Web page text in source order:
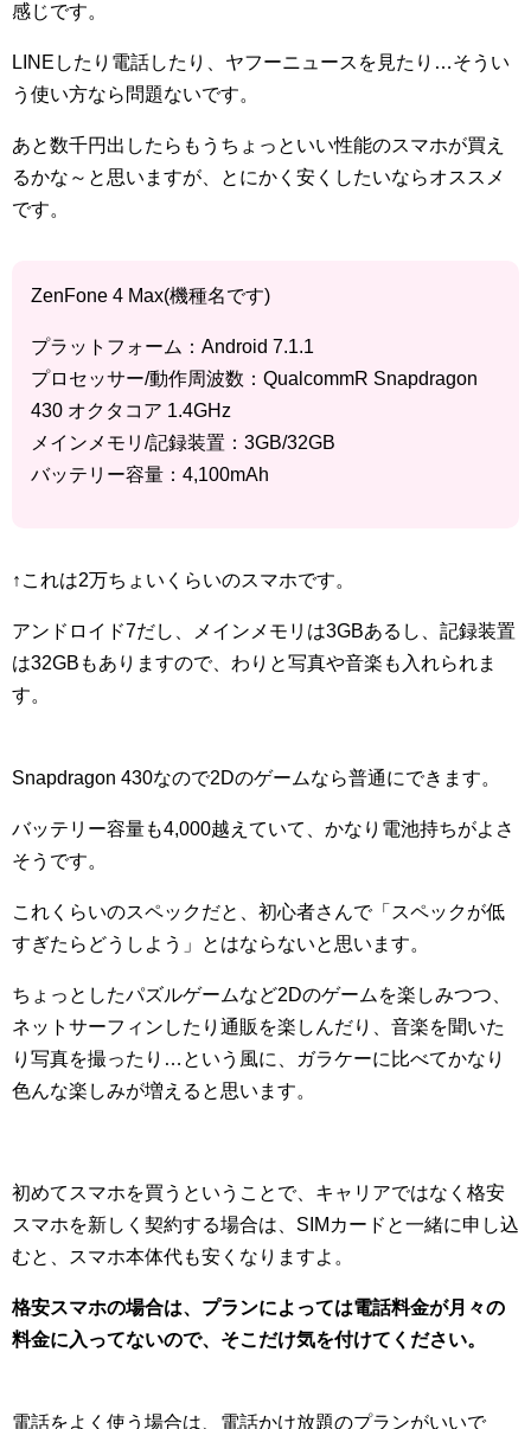
感じです。
LINEしたり電話したり、ヤフーニュースを見たり…そうい
う使い方なら問題ないです。
あと数千円出したらもうちょっといい性能のスマホが買え
るかな～と思いますが、とにかく安くしたいならオススメ
です。
ZenFone 4 Max(機種名です)
プラットフォーム：Android 7.1.1
プロセッサー/動作周波数：QualcommR Snapdragon
430 オクタコア 1.4GHz
メインメモリ/記録装置：3GB/32GB
バッテリー容量：4,100mAh
↑これは2万ちょいくらいのスマホです。
アンドロイド7だし、メインメモリは3GBあるし、記録装置
は32GBもありますので、わりと写真や音楽も入れられま
す。
Snapdragon 430なので2Dのゲームなら普通にできます。
バッテリー容量も4,000越えていて、かなり電池持ちがよさ
そうです。
これくらいのスペックだと、初心者さんで「スペックが低
すぎたらどうしよう」とはならないと思います。
ちょっとしたパズルゲームなど2Dのゲームを楽しみつつ、
ネットサーフィンしたり通販を楽しんだり、音楽を聞いた
り写真を撮ったり…という風に、ガラケーに比べてかなり
色んな楽しみが増えると思います。
初めてスマホを買うということで、キャリアではなく格安
スマホを新しく契約する場合は、SIMカードと一緒に申し込
むと、スマホ本体代も安くなりますよ。
格安スマホの場合は、プランによっては電話料金が月々の
料金に入ってないので、そこだけ気を付けてください。
電話をよく使う場合は、電話かけ放題のプランがいいで